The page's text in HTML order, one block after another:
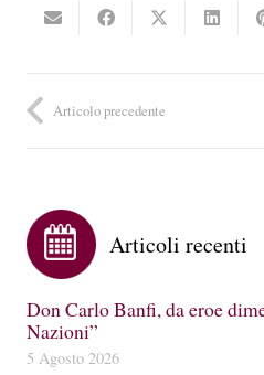
Articolo precedente
Articoli recenti
Don Carlo Banfi, da eroe
Nazioni”
5 Agosto 2026